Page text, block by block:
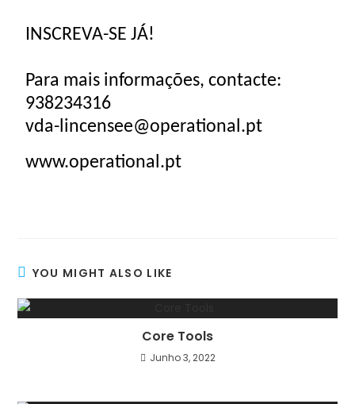
INSCREVA-SE JÁ!
Para mais informações, contacte:
938234316
vda-lincensee@operational.pt
www.operational.pt
YOU MIGHT ALSO LIKE
Core Tools
Junho 3, 2022